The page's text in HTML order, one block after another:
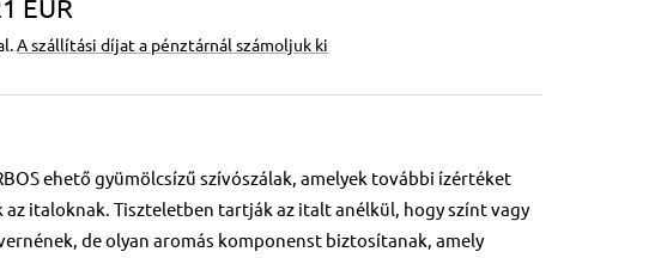
EUR
A szállítási díjat a pénztárnál számoljuk ki
ehető gyümölcsízű szívószálak, amelyek további ízértéket
az italoknak. Tiszteletben tartják az italt anélkül, hogy színt vagy
de olyan aromás komponenst biztosítanak, amely